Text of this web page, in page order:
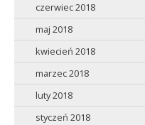
czerwiec 2018
maj 2018
kwiecień 2018
marzec 2018
luty 2018
styczeń 2018